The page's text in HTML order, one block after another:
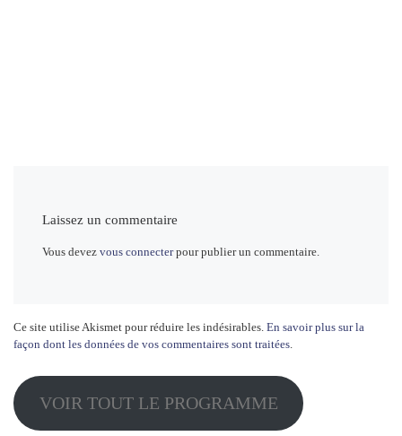
Laissez un commentaire
Vous devezvous connecterpour publier un commentaire.
Ce site utilise Akismet pour réduire les indésirables. En savoir plus sur la
façon dont les données de vos commentaires sont traitées.
VOIR TOUT LE PROGRAMME